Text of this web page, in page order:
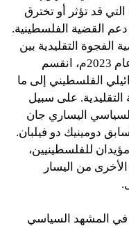
قد تؤثر أو تخترق
القضية الفلسطينية.
الفجوة التقليدية بين
اليمين واليسار. وفي الواقع، فإنه في عام 2023م، انقسم
الفلسطيني إلى ما
على سبيل
اليساري جان
دومينيك دو فيلبان.
للفلسطينيين،
من اليسار
في المشهد السياسي